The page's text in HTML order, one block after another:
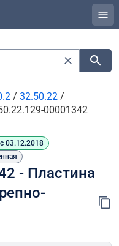
/ 32.50.22 /
00001342
03.12.2018
- Пластина